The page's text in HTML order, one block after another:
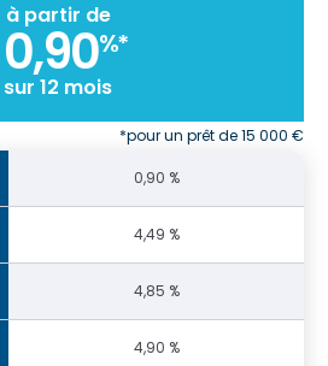
à partir de
0,90%*
sur 12 mois
*pour un prêt de 15 000 €
0,90 %
4,49 %
4,85 %
4,90 %